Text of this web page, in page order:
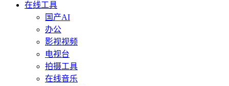
在线工具
国产AI
办公
影视视频
电视台
拍摄工具
在线音乐